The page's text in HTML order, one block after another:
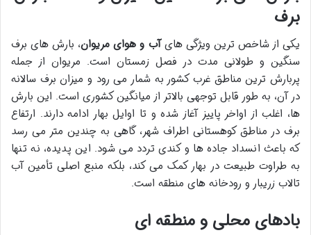
برف
یکی از شاخص ترین ویژگی هایآب و هوای مریوان، بارش های برف
سنگین و طولانی مدت در فصل زمستان است. مریوان از جمله
پربارش ترین مناطق غرب کشور به شمار می رود و میزان برف سالانه
در آن، به طور قابل توجهی بالاتر از میانگین کشوری است. این بارش
ها، اغلب از اواخر پاییز آغاز شده و تا اوایل بهار ادامه دارند. ارتفاع
برف در مناطق کوهستانی اطراف شهر، گاهی به چندین متر می رسد
که باعث انسداد جاده ها و کندی تردد می شود. این پدیده، نه تنها
به طراوت طبیعت در بهار کمک می کند، بلکه منبع اصلی تأمین آب
تالاب زریبار و رودخانه های منطقه است.
بادهای محلی و منطقه ای